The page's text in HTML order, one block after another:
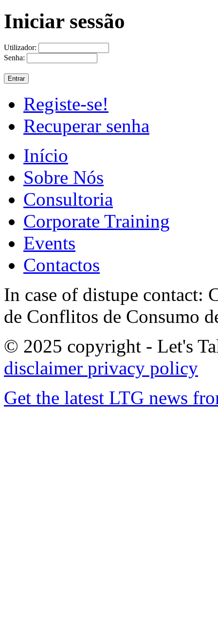
Iniciar sessão
Utilizador:
Senha:
Registe-se!
Recuperar senha
Início
Sobre Nós
Consultoria
Corporate Training
Events
Contactos
In case of distupe contact:
de Conflitos de Consumo
© 2025 copyright - Let's
disclaimer privacy policy
Get the latest LTG news